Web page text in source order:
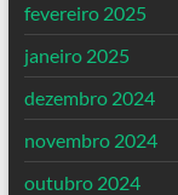
fevereiro 2025
janeiro 2025
dezembro 2024
novembro 2024
outubro 2024